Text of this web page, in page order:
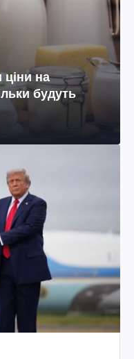
ціни на
будуть